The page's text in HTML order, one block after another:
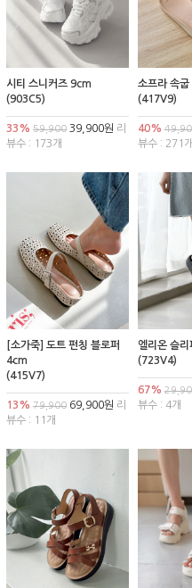
시티 스니커즈 9cm
(903C5)
33% 59,900 39,900원 리
뷰수 : 173개
소프라 속
(417V9)
40%
뷰수 : 271개
[소가죽] 도트 펀칭 블로퍼
4cm
(415V7)
13% 79,900 69,900원 리
뷰수 : 11개
엘리온 슬
(723V4)
67%
뷰수 : 4개